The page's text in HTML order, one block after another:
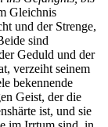
Gleichnis
und der Strenge,
sind
Geduld und der
verzeiht seinem
bekennende
Geist, der die
ist, und sie